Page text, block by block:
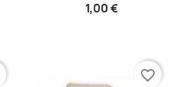
1,00 €
favorite_border